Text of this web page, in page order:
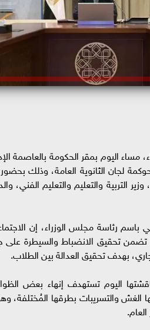
اليوم بمقر الحكومة بالعاصمة
لجان الثانوية العامة، وذلك
التربية والتعليم والتعليم
رئاسة مجلس الوزراء، إن
تحقيق الانضباط والسيطرة على
بهدف تحقيق العدالة بين الطلاب.
اليوم تستهدف إنهاء بعض
الغش والتسريبات بطرقها